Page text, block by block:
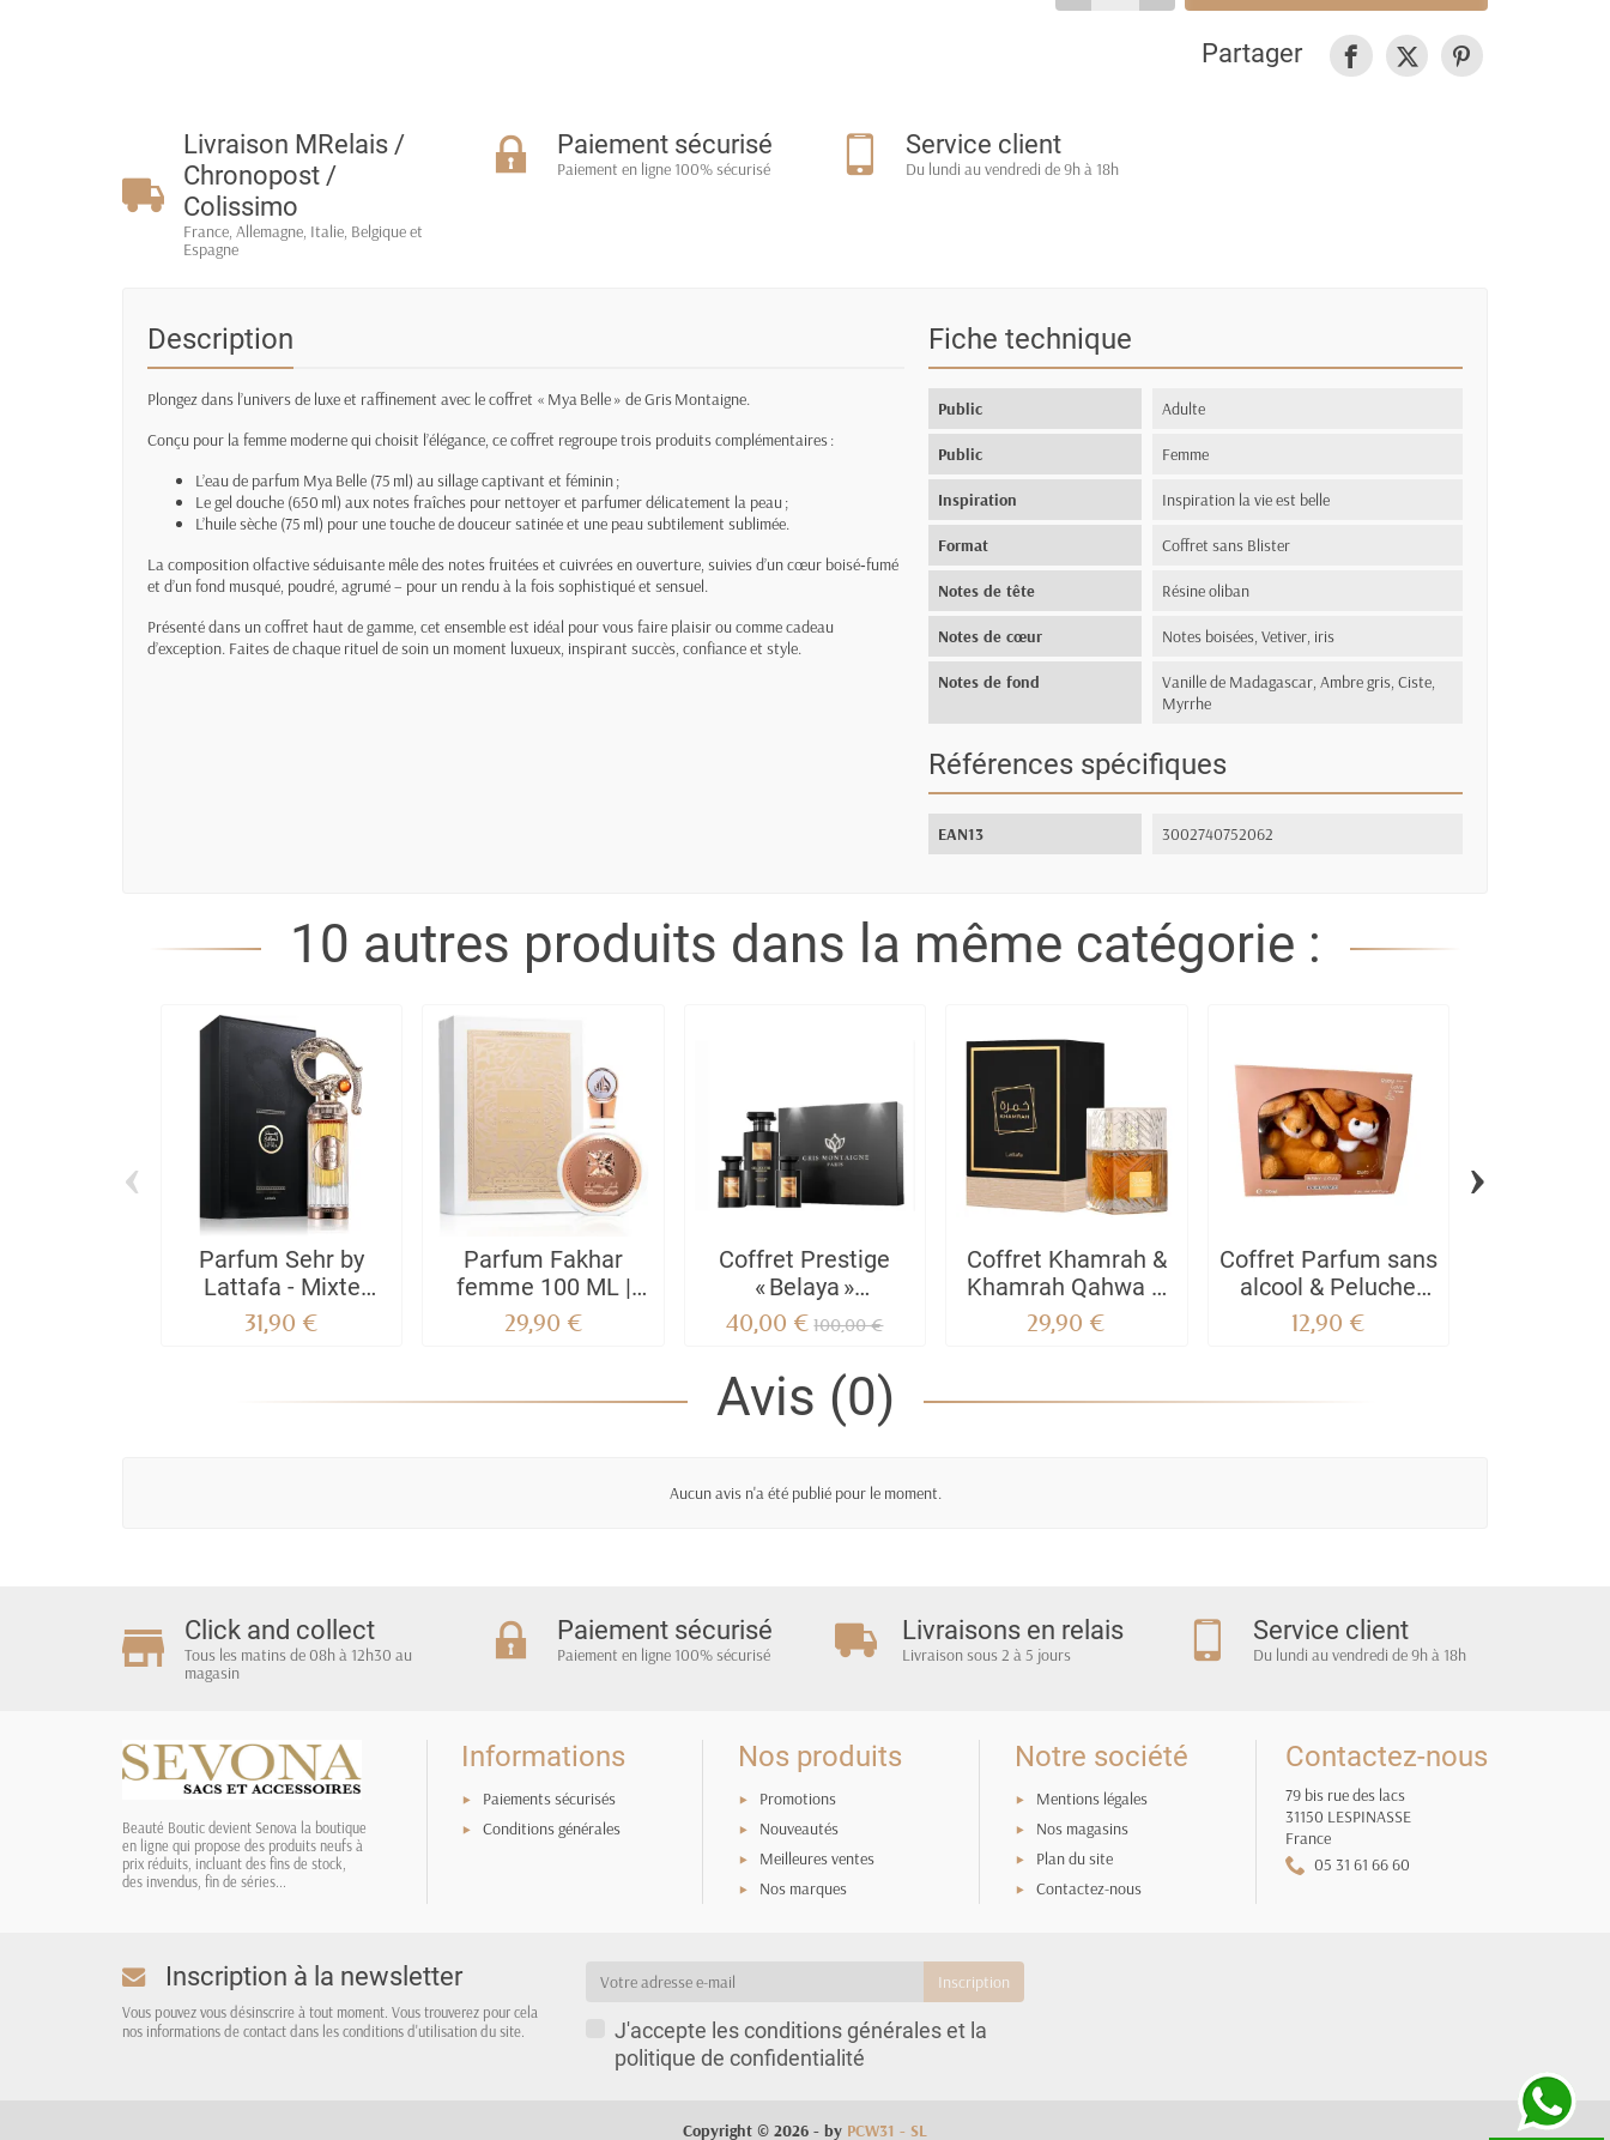
Partager
Livraison MRelais /
Chronopost /
Colissimo
France, Allemagne, Italie, Belgique et
Espagne
Paiement sécurisé
Paiement en ligne 100% sécurisé
Service client
Du lundi au vendredi de 9h à 18h
Description
Plongez dans l’univers de luxe et raffinement avec le coffret « Mya Belle » de Gris Montaigne.
Conçu pour la femme moderne qui choisit l’élégance, ce coffret regroupe trois produits complémentaires :
L’eau de parfum Mya Belle (75 ml) au sillage captivant et féminin ;
Le gel douche (650 ml) aux notes fraîches pour nettoyer et parfumer délicatement la peau ;
L’huile sèche (75 ml) pour une touche de douceur satinée et une peau subtilement sublimée.
La composition olfactive séduisante mêle des notes fruitées et cuivrées en ouverture, suivies d’un cœur boisé‑fumé
et d’un fond musqué, poudré, agrumé – pour un rendu à la fois sophistiqué et sensuel.
Présenté dans un coffret haut de gamme, cet ensemble est idéal pour vous faire plaisir ou comme cadeau
d’exception. Faites de chaque rituel de soin un moment luxueux, inspirant succès, confiance et style.
Fiche technique
Public Adulte
Public Femme
Inspiration Inspiration la vie est belle
Format Coffret sans Blister
Notes de tête Résine oliban
Notes de cœur Notes boisées, Vetiver, iris
Notes de fond
Vanille de Madagascar, Ambre gris, Ciste,
Myrrhe
Références spécifiques
EAN13 3002740752062
10 autres produits dans la même catégorie :
Parfum Sehr by
Lattafa - Mixte
Homme & Femme
100 ML
31,90 €
Parfum Fakhar
femme 100 ML |
l'authentique by
Lattafa
29,90 €
Coffret Prestige
« Belaya »
Gris Montaigne -
Coffret Beauté
Ultime – Soin &
Éclat pour Elle
40,00 € 100,00 €
Coffret Khamrah &
Khamrah Qahwa –
Eau de Parfum
Unisexe | Parfums
29,90 €
Coffret Parfum sans
alcool & Peluche
Baby Love - | Rose,
Bleu, Marron,
12,90 €
‹ ›
Avis (0)
Aucun avis n'a été publié pour le moment.
Click and collect
Tous les matins de 08h à 12h30 au
magasin
Paiement sécurisé
Paiement en ligne 100% sécurisé
Livraisons en relais
Livraison sous 2 à 5 jours
Service client
Du lundi au vendredi de 9h à 18h
Beauté Boutic devient Senova la boutique
en ligne qui propose des produits neufs à
prix réduits, incluant des fins de stock,
des invendus, fin de séries...
Informations
Paiements sécurisés
Conditions générales
Nos produits
Promotions
Nouveautés
Meilleures ventes
Nos marques
Notre société
Mentions légales
Nos magasins
Plan du site
Contactez-nous
Contactez-nous
79 bis rue des lacs
31150 LESPINASSE
France
05 31 61 66 60
Inscription à la newsletter
Vous pouvez vous désinscrire à tout moment. Vous trouverez pour cela
nos informations de contact dans les conditions d'utilisation du site.
J'accepte les conditions générales et la
politique de confidentialité
Copyright © 2026 - by PCW31 - SL